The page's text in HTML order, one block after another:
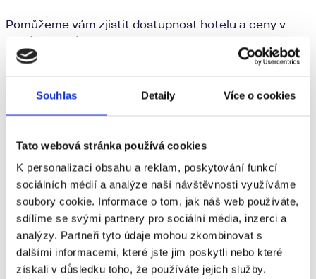
Souhlas Detaily Více o cookies
Tato webová stránka používá cookies
K personalizaci obsahu a reklam, poskytování funkcí
sociálních médií a analýze naší návštěvnosti využíváme
soubory cookie. Informace o tom, jak náš web používáte,
sdílíme se svými partnery pro sociální média, inzerci a
analýzy. Partneři tyto údaje mohou zkombinovat s
dalšími informacemi, které jste jim poskytli nebo které
získali v důsledku toho, že používáte jejich služby.
Pomůžeme vám zjistit dostupnost hotelu a ceny v
daném termínu.
Jak zkopírovat odkaz?
Ověřit dostupnost a pokračovat
Nevíte,
kde začít?